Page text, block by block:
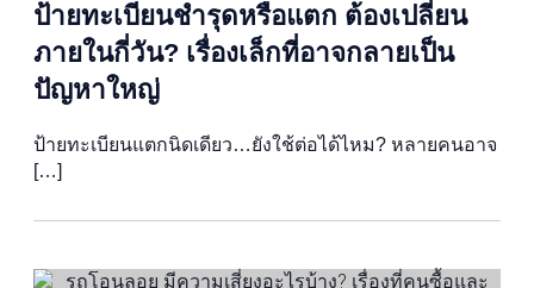
ป้ายทะเบียนชำรุดหรือแตก ต้องเปลี่ยน
ภายในกี่วัน? เรื่องเล็กที่อาจกลายเป็น
ปัญหาใหญ่
ป้ายทะเบียนแตกนิดเดียว…ยังใช้ต่อได้ไหม? หลายคนอาจ
[…]